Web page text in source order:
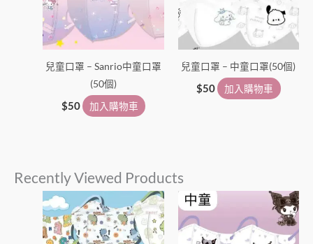
兒童口罩 – Sanrio中童口罩
(50個)
$50 加入購物車
兒童口罩 – 中童口罩(50個)
$50 加入購物車
Recently Viewed Products